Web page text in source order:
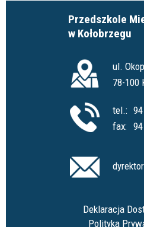
Przedszkole
w Kołobrzegu
ul.
78-100
tel.:
fax:
Deklaracja
Polityka